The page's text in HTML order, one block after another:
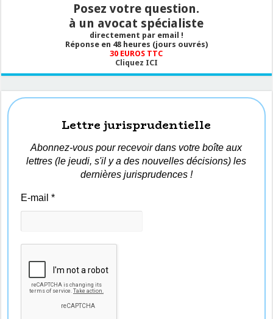
Posez votre question.
à un avocat spécialiste
directement par email !
Réponse en 48 heures (jours ouvrés)
30 EUROS TTC
Cliquez ICI
Lettre jurisprudentielle
Abonnez-vous pour recevoir dans votre boîte aux
lettres (le jeudi, s'il y a des nouvelles décisions) les
dernières jurisprudences !
E-mail*